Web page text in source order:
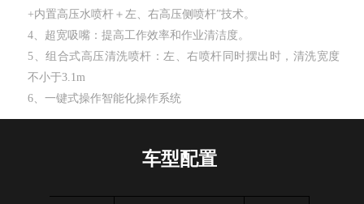
+内置高压水喷杆＋左、右高压侧喷杆”技术。
4、超宽吸嘴：提高工作效率和作业清洁度。
5、组合式高压清洗喷杆：左、右喷杆同时摆出时，清洗宽度
不小于3.1m
6、一键式操作智能化操作系统
车型配置